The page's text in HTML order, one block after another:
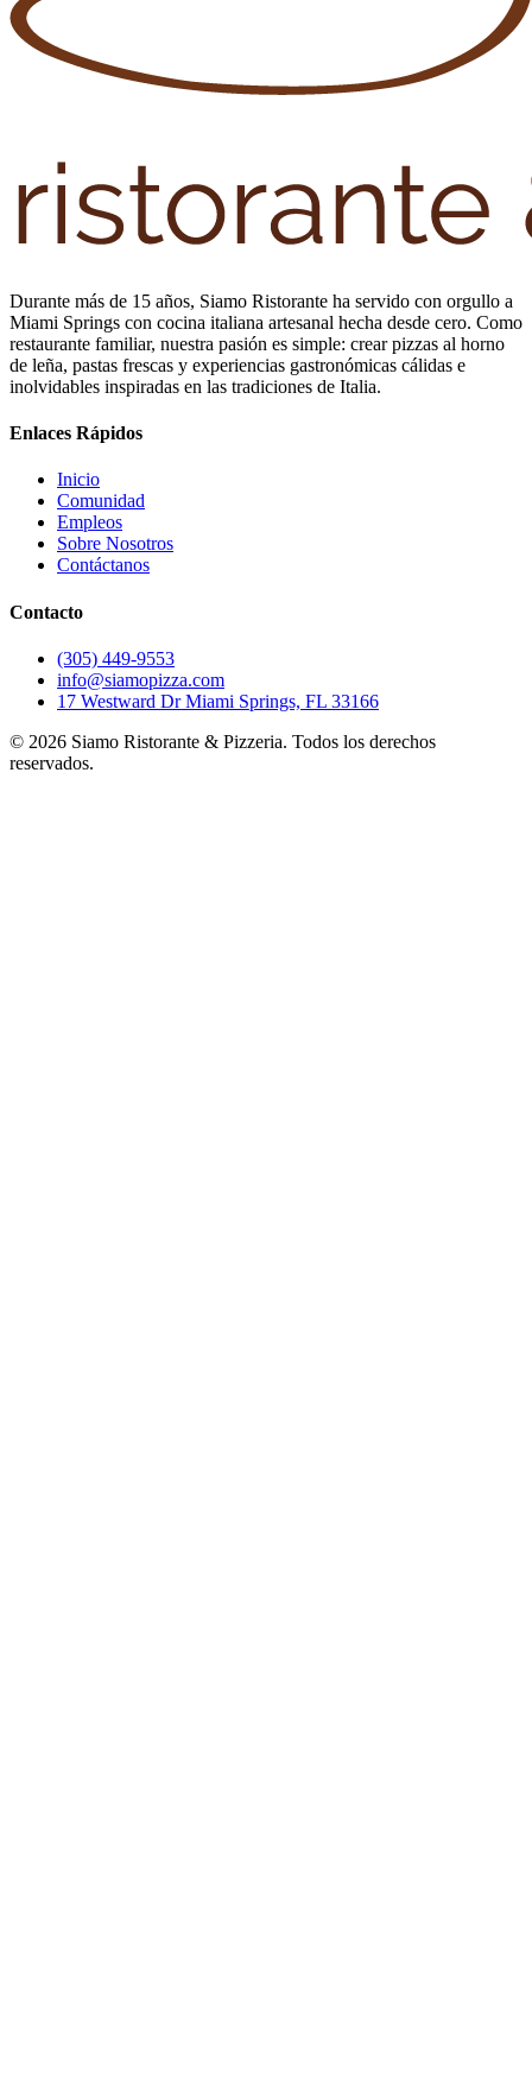
Durante más de 15 años, Siamo Ristorante ha servido con orgullo a
Miami Springs con cocina italiana artesanal hecha desde cero. Como
restaurante familiar, nuestra pasión es simple: crear pizzas al horno
de leña, pastas frescas y experiencias gastronómicas cálidas e
inolvidables inspiradas en las tradiciones de Italia.
Enlaces Rápidos
Inicio
Comunidad
Empleos
Sobre Nosotros
Contáctanos
Contacto
(305) 449-9553
info@siamopizza.com
17 Westward Dr Miami Springs, FL 33166
© 2026 Siamo Ristorante & Pizzeria. Todos los derechos
reservados.